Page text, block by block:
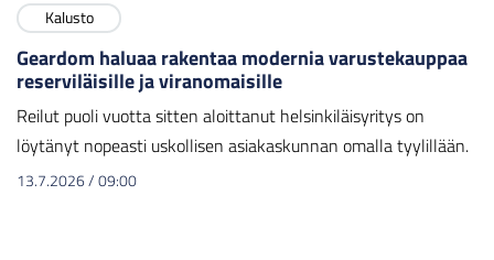
Kalusto
Geardom haluaa rakentaa modernia varustekauppaa
reserviläisille ja viranomaisille
Reilut puoli vuotta sitten aloittanut helsinkiläisyritys on
löytänyt nopeasti uskollisen asiakaskunnan omalla tyylillään.
13.7.2026/09:00